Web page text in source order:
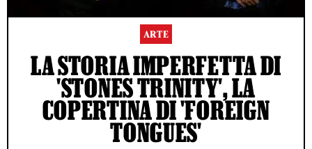
ARTE
LA STORIA IMPERFETTA DI
'STONES TRINITY', LA
COPERTINA DI 'FOREIGN
TONGUES'